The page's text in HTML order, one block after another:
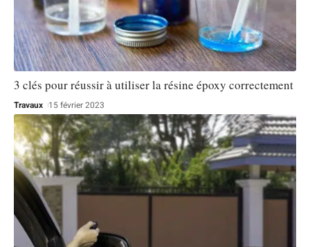
3 clés pour réussir à utiliser la résine époxy correctement
Travaux 15 février 2023